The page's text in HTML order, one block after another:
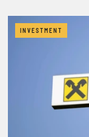
INVESTMENT